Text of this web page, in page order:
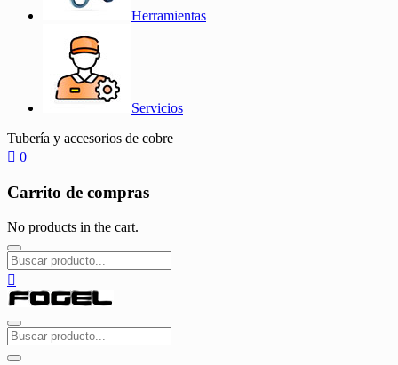
Herramientas
Servicios
Tubería y accesorios de cobre
0
Carrito de compras
No products in the cart.